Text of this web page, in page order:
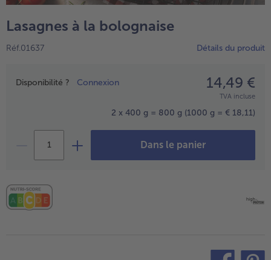
TousUstensiles de cuisine
Tousbofrost*free
Tousbofrost*plus.
Alternatives végétale
Lasagnes à la bolognaise
Réf.01637 Détails du produit
Prix
Disponibilité ? Connexion 14,49 €
TVA incluse
2 x 400 g = 800 g (1000 g = € 18,11)
Dans le panier